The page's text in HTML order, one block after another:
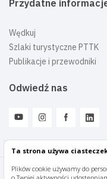
Ta strona używa
Plików cookie używamy do
Przydatne
Wędkuj
Szlaki turystyczne PTTK
Publikacje i przewodniki
Odwiedź nas